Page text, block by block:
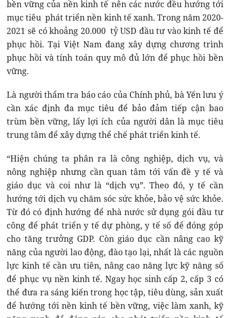
bền vững của nền kinh tế nên các nước đều hướng tới
mục tiêu phát triển nền kinh tế xanh. Trong năm 2020-
2021 sẽ có khoảng 20.000 tỷ USD đầu tư vào kinh tế để
phục hồi. Tại Việt Nam đang xây dựng chương trình
phục hồi và tính toán quy mô đủ lớn để phục hồi bền
vững.
Là người thẩm tra báo cáo của Chính phủ, bà Yến lưu ý
cần xác định đa mục tiêu để bảo đảm tiếp cận bao
trùm bền vững, lấy lợi ích của người dân là mục tiêu
trung tâm để xây dựng thể chế phát triển kinh tế.
“Hiện chúng ta phân ra là công nghiệp, dịch vụ, và
nông nghiệp nhưng cần quan tâm tới vấn đề y tế và
giáo dục và coi như là “dịch vụ”. Theo đó, y tế cần
hướng tới dịch vụ chăm sóc sức khỏe, bảo vệ sức khỏe.
Từ đó có định hướng để nhà nước sử dụng gói đầu tư
công để phát triển y tế dự phòng, y tế số để đóng góp
cho tăng trưởng GDP. Còn giáo dục cần nâng cao kỹ
năng của người lao động, đào tạo lại, nhất là các nguồn
lực kinh tế cần ưu tiên, nâng cao năng lực kỹ năng số
để phục vụ nền kinh tế. Ngay học sinh cấp 2, cấp 3 có
thể đưa ra sáng kiến trong học tập, tiêu dùng, sản xuất
để hướng tới nền kinh tế bền vững, việc làm xanh, kỹ